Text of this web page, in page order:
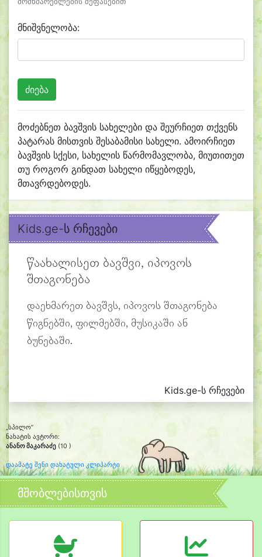
მნიშვნელობა:
მოძებნეთ ბავშვის სახელები და შეურჩიეთ თქვენს
პატარას მისთვის შესაბამისი სახელი. ამოირჩიეთ
ბავშვის სქესი, სახელის წარმომავლობა, მიუთითეთ
თუ როგორ გინდათ სახელი იწყებოდეს,
მთავრდებოდეს.
Kids.ge-ს რჩევები
წაახალისეთ ბავშვი, იპოვოს
შთაგონება
დაეხმარეთ ბავშვს, იპოვოს შთაგონება
წიგნებში, ფილმებში, მუსიკაში ან
ბუნებაში.
Kids.ge-ს რჩევები
„სპილო“
ნახატის ავტორი:
ანანო მაკარაძე (10 )
დაამატე შენი დახატული კლიპარტი
მშობლებისთვის